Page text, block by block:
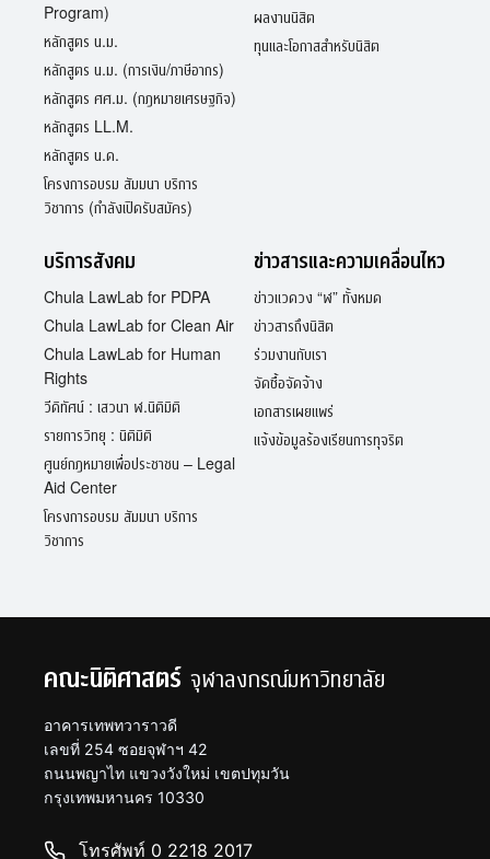
Program)
หลักสูตร น.ม.
หลักสูตร น.ม. (การเงิน/ภาษีอากร)
หลักสูตร ศศ.ม. (กฎหมายเศรษฐกิจ)
หลักสูตร LL.M.
หลักสูตร น.ด.
โครงการอบรม สัมมนา บริการ
วิชาการ (กำลังเปิดรับสมัคร)
ผลงานนิสิต
ทุนและโอกาสสำหรับนิสิต
บริการสังคม
Chula LawLab for PDPA
Chula LawLab for Clean Air
Chula LawLab for Human
Rights
วีดิทัศน์ : เสวนา ฬ.นิติมิติ
รายการวิทยุ : นิติมิติ
ศูนย์กฎหมายเพื่อประชาชน – Legal
Aid Center
โครงการอบรม สัมมนา บริการ
วิชาการ
ข่าวสารและความเคลื่อนไหว
ข่าวแวดวง “ฬ” ทั้งหมด
ข่าวสารถึงนิสิต
ร่วมงานกับเรา
จัดซื้อจัดจ้าง
เอกสารเผยแพร่
แจ้งข้อมูลร้องเรียนการทุจริต
คณะนิติศาสตร์ จุฬาลงกรณ์มหาวิทยาลัย
อาคารเทพทวาราวดี
เลขที่ 254 ซอยจุฬาฯ 42
ถนนพญาไท แขวงวังใหม่ เขตปทุมวัน
กรุงเทพมหานคร 10330
โทรศัพท์ 0 2218 2017